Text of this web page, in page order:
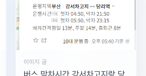
이미지 글